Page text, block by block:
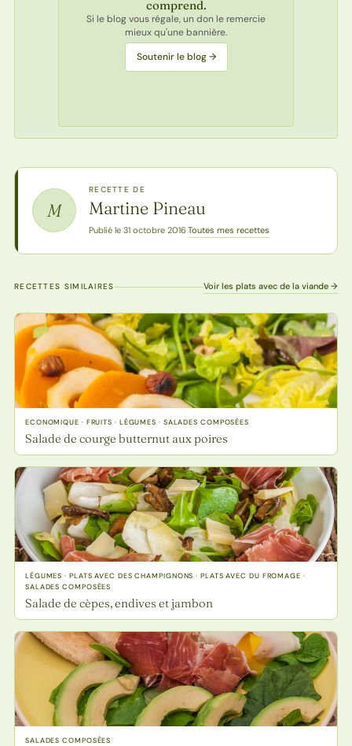
comprend.
Si le blog vous régale, un don le remercie
mieux qu'une bannière.
Soutenir le blog →
M
RECETTE DE
Martine Pineau
Publié le 31 octobre 2016·Toutes mes recettes
RECETTES SIMILAIRES Voir les plats avec de la viande →
ECONOMIQUE · FRUITS · LÉGUMES · SALADES COMPOSÉES
Salade de courge butternut aux poires
LÉGUMES · PLATS AVEC DES CHAMPIGNONS · PLATS AVEC DU FROMAGE ·
SALADES COMPOSÉES
Salade de cèpes, endives et jambon
SALADES COMPOSÉES